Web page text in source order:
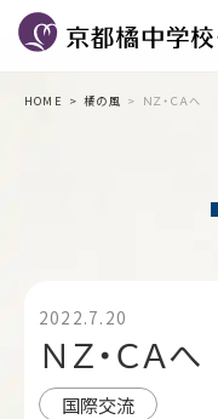
HOME 橘の風 ＮＺ・ＣＡへ
2022.7.20
ＮＺ・ＣＡへ
国際交流